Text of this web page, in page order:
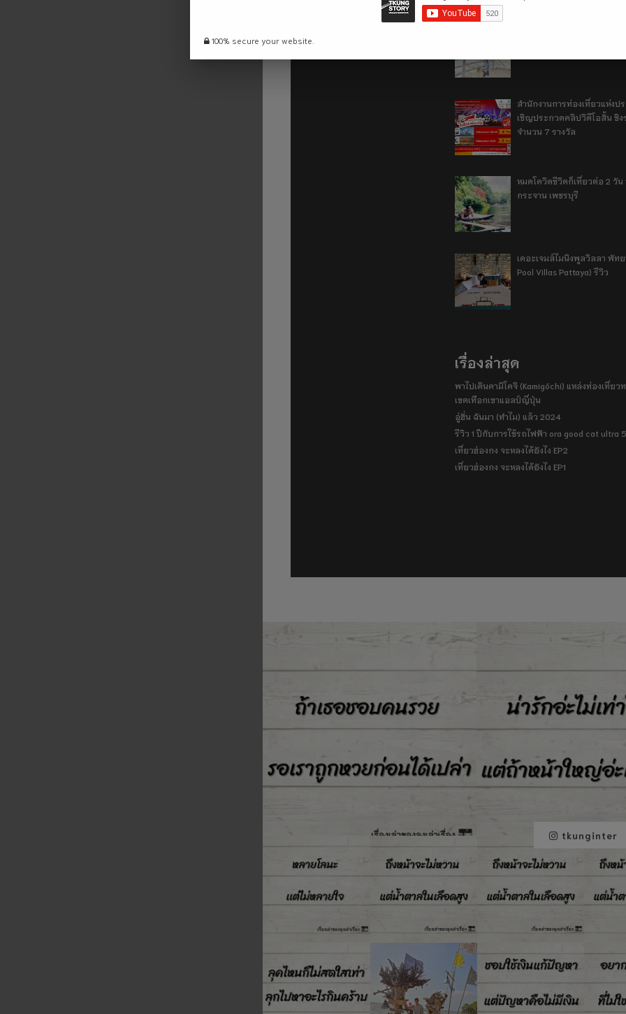
สำนักงานการท่องเที่ยวแห่งป
เชิญประกวดคลิปวิดีโอสั้น ชิง
จำนวน 7 รางวัล
หมดโควิดชีวิตก็เที่ยวต่อ 2 วัน
กระจาน เพชรบุรี
เดอะเจมส์ไมนิงพูลวิลลา พัทย
Pool Villas Pattaya) รีวิว
เรื่องล่าสุด
พาไปเดินคามิโคจิ (Kamigōchi) แหล่งท่องเที่ยว
เขตเทือกเขาแอลป์ญี่ปุ่น
อู่ฮั่น ฉันมา (ทำไม) แล้ว 2024
รีวิว 1 ปีกับการใช้รถไฟฟ้า ora good cat ultra
เที่ยวฮ่องกง จะหลงได้ยังไง EP2
เที่ยวฮ่องกง จะหลงได้ยังไง EP1
tkunginter
100% secure your website.